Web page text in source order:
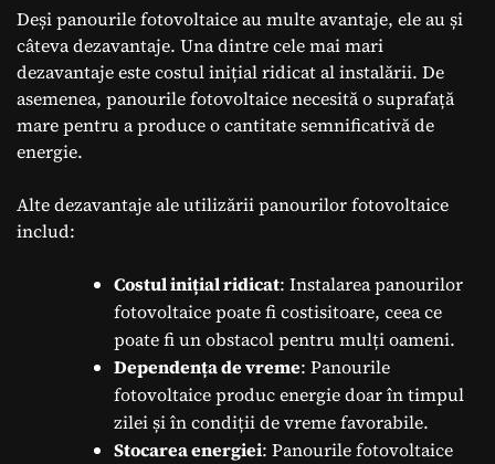
Deși panourile fotovoltaice au multe avantaje, ele au și
câteva dezavantaje. Una dintre cele mai mari
dezavantaje este costul inițial ridicat al instalării. De
asemenea, panourile fotovoltaice necesită o suprafață
mare pentru a produce o cantitate semnificativă de
energie.
Alte dezavantaje ale utilizării panourilor fotovoltaice
includ:
Costul inițial ridicat: Instalarea panourilor
fotovoltaice poate fi costisitoare, ceea ce
poate fi un obstacol pentru mulți oameni.
Dependența de vreme: Panourile
fotovoltaice produc energie doar în timpul
zilei și în condiții de vreme favorabile.
Stocarea energiei: Panourile fotovoltaice